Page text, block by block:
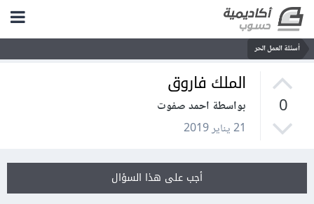
أسئلة العمل الحر
0
الملك فاروق
بواسطة احمد صفوت
21 يناير 2019
أجب على هذا السؤال